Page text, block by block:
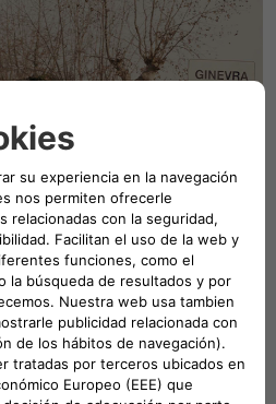
de Fiat junto a
Ginevra, Italia
y el amor por Italia es el motor